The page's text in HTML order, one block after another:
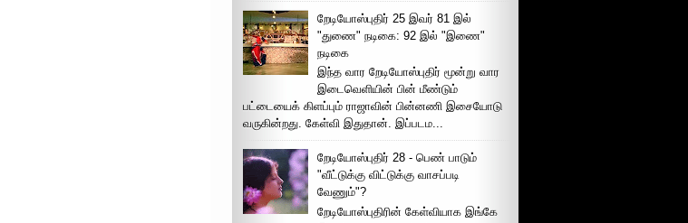
றேடியோஸ்புதிர் 25 இவர் 81 இல்
"துணை" நடிகை: 92 இல் "இணை"
நடிகை
இந்த வார றேடியோஸ்புதிர் மூன்று வார
இடைவெளியின் பின் மீண்டும்
பட்டையைக் கிளப்பும் ராஜாவின் பின்னணி இசையோடு
வருகின்றது. கேள்வி இதுதான். இப்படம...
றேடியோஸ்புதிர் 28 - பெண் பாடும்
"வீட்டுக்கு விட்டுக்கு வாசப்படி
வேணும்"?
றேடியோஸ்புதிரின் கேள்வியாக இங்கே